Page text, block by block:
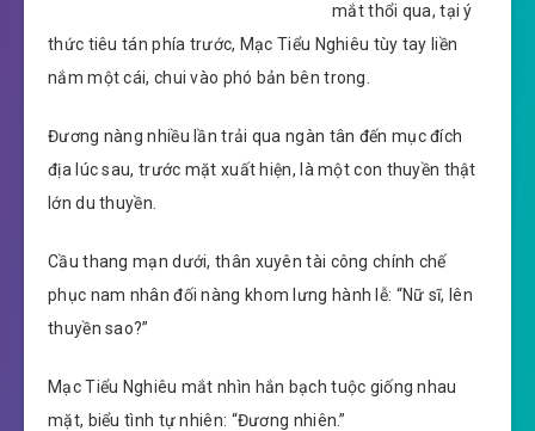
mắt thổi qua, tại ý
thức tiêu tán phía trước, Mạc Tiểu Nghiêu tùy tay liền
nắm một cái, chui vào phó bản bên trong.
Đương nàng nhiều lần trải qua ngàn tân đến mục đích
địa lúc sau, trước mặt xuất hiện, là một con thuyền thật
lớn du thuyền.
Cầu thang mạn dưới, thân xuyên tài công chính chế
phục nam nhân đối nàng khom lưng hành lễ: “Nữ sĩ, lên
thuyền sao?”
Mạc Tiểu Nghiêu mắt nhìn hắn bạch tuộc giống nhau
mặt, biểu tình tự nhiên: “Đương nhiên.”